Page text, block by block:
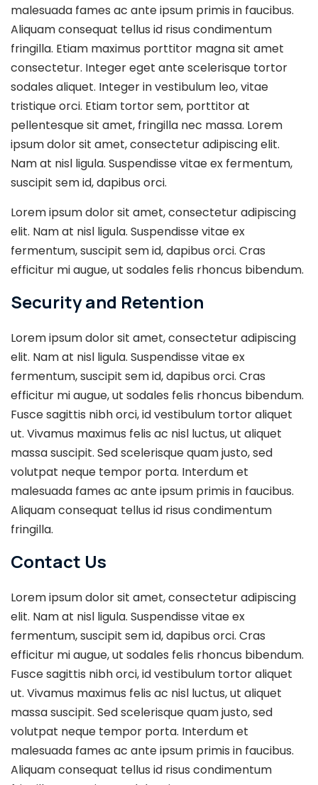
malesuada fames ac ante ipsum primis in faucibus.
Aliquam consequat tellus id risus condimentum
fringilla. Etiam maximus porttitor magna sit amet
consectetur. Integer eget ante scelerisque tortor
sodales aliquet. Integer in vestibulum leo, vitae
tristique orci. Etiam tortor sem, porttitor at
pellentesque sit amet, fringilla nec massa. Lorem
ipsum dolor sit amet, consectetur adipiscing elit.
Nam at nisl ligula. Suspendisse vitae ex fermentum,
suscipit sem id, dapibus orci.
Lorem ipsum dolor sit amet, consectetur adipiscing
elit. Nam at nisl ligula. Suspendisse vitae ex
fermentum, suscipit sem id, dapibus orci. Cras
efficitur mi augue, ut sodales felis rhoncus bibendum.
Security and Retention
Lorem ipsum dolor sit amet, consectetur adipiscing
elit. Nam at nisl ligula. Suspendisse vitae ex
fermentum, suscipit sem id, dapibus orci. Cras
efficitur mi augue, ut sodales felis rhoncus bibendum.
Fusce sagittis nibh orci, id vestibulum tortor aliquet
ut. Vivamus maximus felis ac nisl luctus, ut aliquet
massa suscipit. Sed scelerisque quam justo, sed
volutpat neque tempor porta. Interdum et
malesuada fames ac ante ipsum primis in faucibus.
Aliquam consequat tellus id risus condimentum
fringilla.
Contact Us
Lorem ipsum dolor sit amet, consectetur adipiscing
elit. Nam at nisl ligula. Suspendisse vitae ex
fermentum, suscipit sem id, dapibus orci. Cras
efficitur mi augue, ut sodales felis rhoncus bibendum.
Fusce sagittis nibh orci, id vestibulum tortor aliquet
ut. Vivamus maximus felis ac nisl luctus, ut aliquet
massa suscipit. Sed scelerisque quam justo, sed
volutpat neque tempor porta. Interdum et
malesuada fames ac ante ipsum primis in faucibus.
Aliquam consequat tellus id risus condimentum